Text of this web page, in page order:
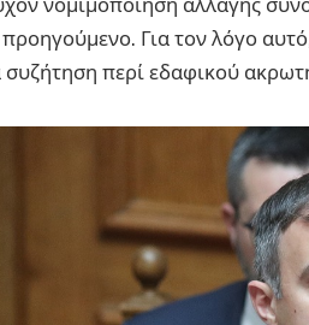
Για τον λόγο
συζήτηση περί εδαφικού